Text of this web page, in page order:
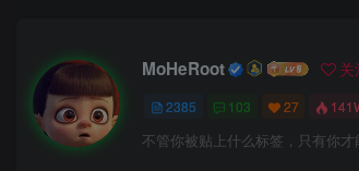
MoHeRoot 关
2385 103 27
不管你被贴上什么标签，只有你才